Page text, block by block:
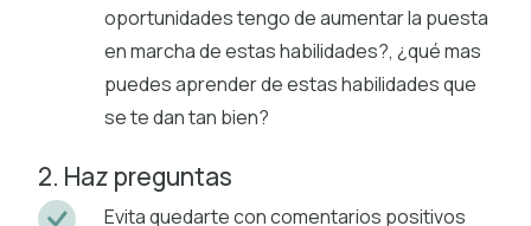
oportunidades tengo de aumentar la puesta
en marcha de estas habilidades?, ¿qué mas
puedes aprender de estas habilidades que
se te dan tan bien?
2. Haz preguntas
Evita quedarte con comentarios positivos